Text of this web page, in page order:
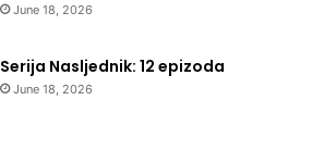
June 18, 2026
Serija Nasljednik: 12 epizoda
June 18, 2026